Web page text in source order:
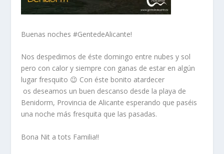
Buenas noches #GentedeAlicante!
Nos despedimos de éste domingo entre nubes y sol
pero con calor y siempre con ganas de estar en algún
lugar fresquito 😉 Con éste bonito atardecer
os deseamos un buen descanso desde la playa de
Benidorm, Provincia de Alicante esperando que paséis
una noche más fresquita que las pasadas.
Bona Nit a tots Familia!!